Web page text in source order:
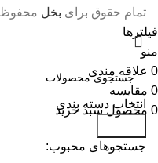
تمام حقوق برای بخل
انتخاب دسته بندی
جستجوهای محبوب:
فیلترها
منو
0 علاقه مندی
0 مقایسه
0 محصول سبد خرید